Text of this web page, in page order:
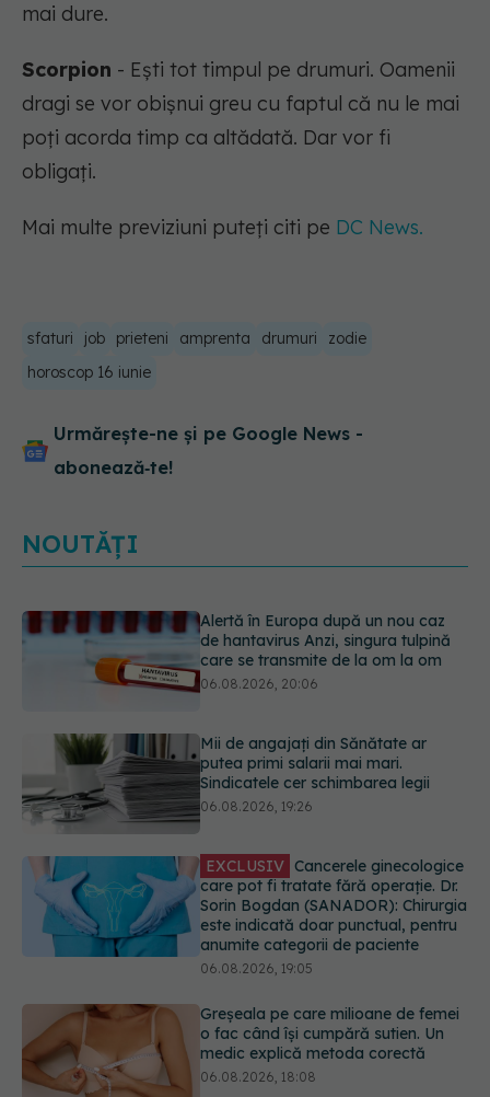
mai dure.
Scorpion - Ești tot timpul pe drumuri. Oamenii
dragi se vor obișnui greu cu faptul că nu le mai
poți acorda timp ca altădată. Dar vor fi
obligați.
Mai multe previziuni puteți citi pe DC News.
sfaturi job prieteni amprenta drumuri
zodie
horoscop 16 iunie
Urmărește-ne și pe Google News -
abonează‑te!
NOUTĂȚI
Mii de angajați din Sănătate ar
putea primi salarii mai mari.
Sindicatele cer schimbarea legii
06.08.2026, 19:26
EXCLUSIV Cancerele ginecologice
care pot fi tratate fără operație. Dr.
Sorin Bogdan (SANADOR): Chirurgia
este indicată doar punctual, pentru
Greșeala pe care milioane de femei
o fac când își cumpără sutien. Un
medic explică metoda corectă
06.08.2026, 18:08
Colebil și Panzcebil, blocate
temporar în farmacii. ANMDMR
explică de ce a luat măsura
06.08.2026, 16:37